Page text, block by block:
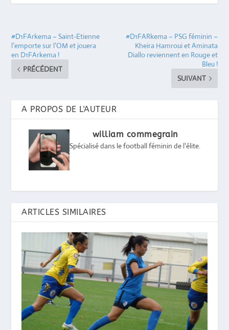
#D1FArkema – Saint-Etienne
l’emporte sur l’OM et jouera
en D1FArkema !
PRÉCÉDENT
#D1FARkema – PSG féminin –
Kheira Hamroui et Aminata
Diallo reviennent en Rouge et
Bleu !
SUIVANT
A PROPOS DE L'AUTEUR
william commegrain
Spécialisé dans le football féminin de l'élite.
ARTICLES SIMILAIRES